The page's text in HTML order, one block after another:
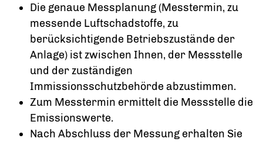
Die genaue Messplanung (Messtermin, zu
messende Luftschadstoffe, zu
berücksichtigende Betriebszustände der
Anlage) ist zwischen Ihnen, der Messstelle
und der zuständigen
Immissionsschutzbehörde abzustimmen.
Zum Messtermin ermittelt die Messstelle die
Emissionswerte.
Nach Abschluss der Messung erhalten Sie